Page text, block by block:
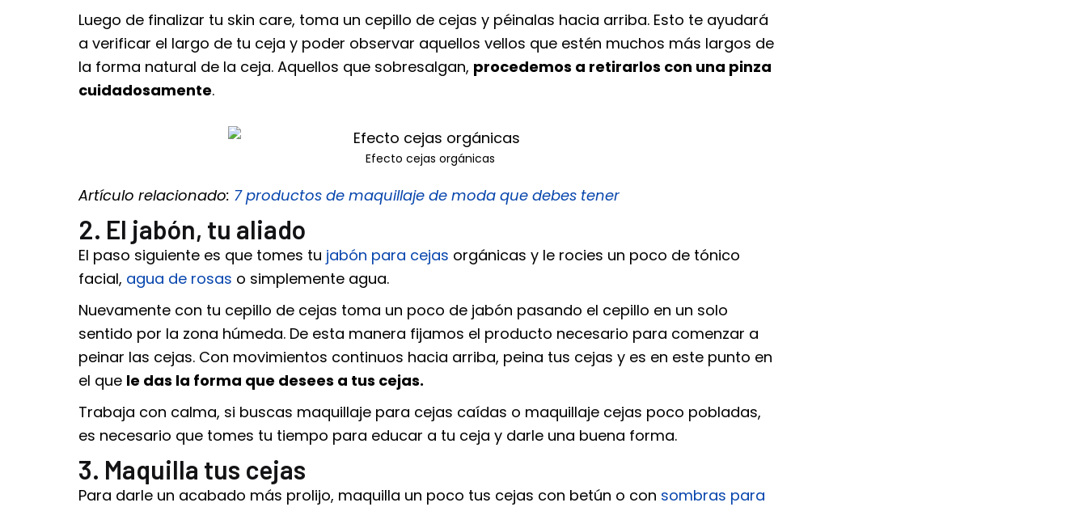
Luego de finalizar tu skin care, toma un cepillo de cejas y péinalas hacia arriba. Esto te ayudará
a verificar el largo de tu ceja y poder observar aquellos vellos que estén muchos más largos de
la forma natural de la ceja. Aquellos que sobresalgan, procedemos a retirarlos con una pinza
cuidadosamente.
Efecto cejas orgánicas
Artículo relacionado: 7 productos de maquillaje de moda que debes tener
2. El jabón, tu aliado
El paso siguiente es que tomes tu jabón para cejas orgánicas y le rocies un poco de tónico
facial, agua de rosas o simplemente agua.
Nuevamente con tu cepillo de cejas toma un poco de jabón pasando el cepillo en un solo
sentido por la zona húmeda. De esta manera fijamos el producto necesario para comenzar a
peinar las cejas. Con movimientos continuos hacia arriba, peina tus cejas y es en este punto en
el que le das la forma que desees a tus cejas.
Trabaja con calma, si buscas maquillaje para cejas caídas o maquillaje cejas poco pobladas,
es necesario que tomes tu tiempo para educar a tu ceja y darle una buena forma.
3. Maquilla tus cejas
Para darle un acabado más prolijo, maquilla un poco tus cejas con betún o con sombras para